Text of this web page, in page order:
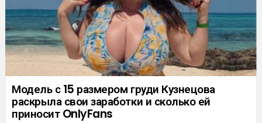
Модель с 15 размером груди Кузнецова
раскрыла свои заработки и сколько ей
приносит OnlyFans